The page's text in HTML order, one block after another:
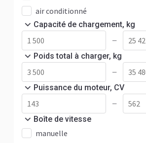
air conditionné
Capacité de chargement, kg
—
Poids total à charger, kg
—
Puissance du moteur, CV
—
Boîte de vitesse
manuelle